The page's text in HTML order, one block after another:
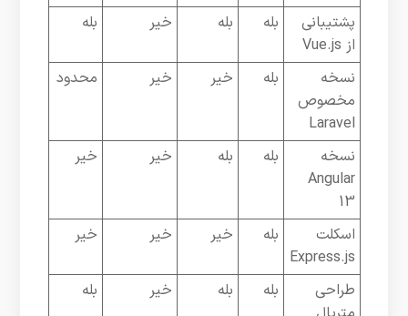
پشتیبانی
از Vue.js
بله بله خیر بله
نسخه
مخصوص
Laravel
بله خیر خیر محدود
نسخه
Angular
13
بله بله خیر خیر
اسکلت
Express.js
بله خیر خیر خیر
طراحی
بله بله خیر بله